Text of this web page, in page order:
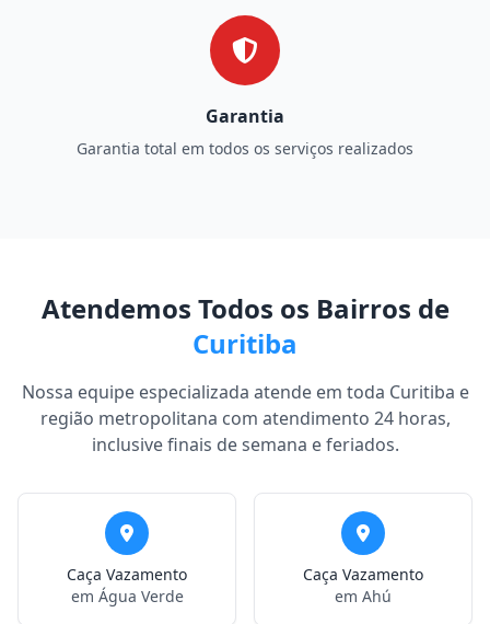
Garantia
Garantia total em todos os serviços realizados
Atendemos Todos os Bairros de
Curitiba
Nossa equipe especializada atende em toda Curitiba e
região metropolitana com atendimento 24 horas,
inclusive finais de semana e feriados.
Caça Vazamento
em Água Verde
Caça Vazamento
em Ahú